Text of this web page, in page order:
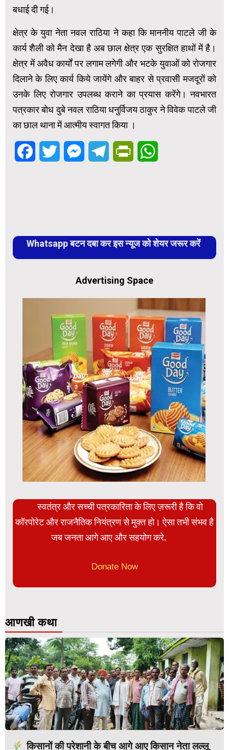
बधाई दी गई।
क्षेत्र के युवा नेता नवल राठिया ने कहा कि माननीय पाटले जी के
कार्य शैली को मैन देखा है अब छाल क्षेत्र एक सुरक्षित हाथों में है।
क्षेत्र में अवैध कार्यों पर लगाम लगेगी और भटके युवाओं को रोजगार
दिलाने के लिए कार्य किये जायेंगे और बाहर से प्रवासी मजदूरों को
उनके लिए रोजगार उपलब्ध कराने का प्रयास करेंगे। नवभारत
पत्रकार बोध दुबे नवल राठिया धनुर्विजय ठाकुर ने विवेक पाटले जी
का छाल थाना में आत्मीय स्वागत किया ।
FacebookTwitter MessengerTelegramPrintFriendly
Whatsapp बटन दबा कर इस न्यूज को शेयर जरूर करें
Advertising Space
स्वतंत्र और सच्ची पत्रकारिता के लिए ज़रूरी है कि वो
कॉरपोरेट और राजनैतिक नियंत्रण से मुक्त हो। ऐसा तभी संभव है
जब जनता आगे आए और सहयोग करे.
Donate Now
आणखी कथा
किसानों की परेशानी के बीच आगे आए किसान नेता लल्लू